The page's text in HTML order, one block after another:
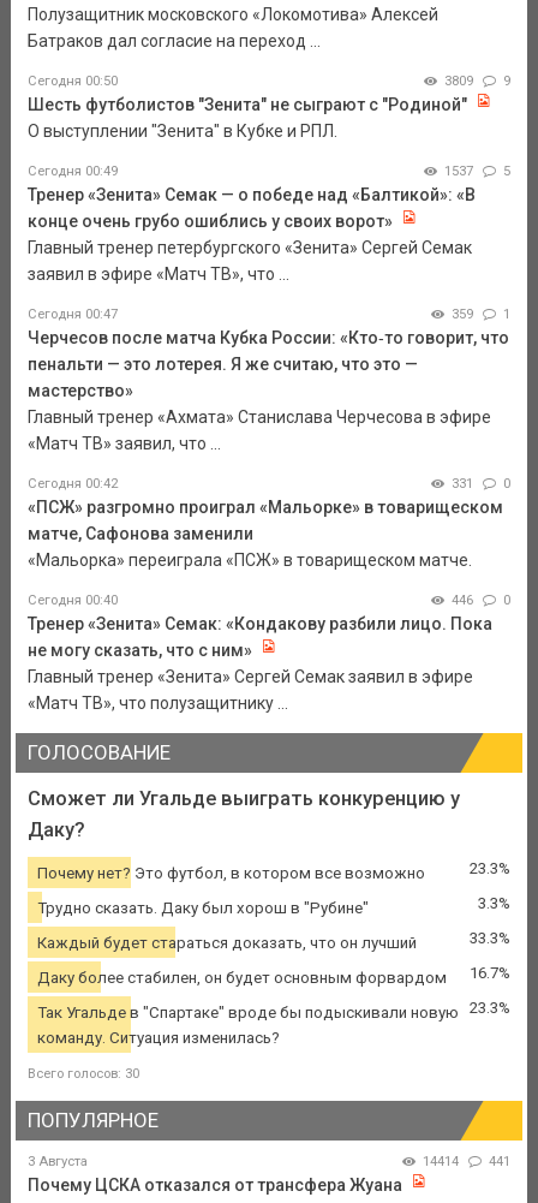
Полузащитник московского «Локомотива» Алексей
Батраков дал согласие на переход ...
Сегодня 00:50 3809 9
Шесть футболистов "Зенита" не сыграют с "Родиной"
О выступлении "Зенита" в Кубке и РПЛ.
Сегодня 00:49 1537 5
Тренер «Зенита» Семак — о победе над «Балтикой»: «В
конце очень грубо ошиблись у своих ворот»
Главный тренер петербургского «Зенита» Сергей Семак
заявил в эфире «Матч ТВ», что ...
Сегодня 00:47 359 1
Черчесов после матча Кубка России: «Кто‑то говорит, что
пенальти — это лотерея. Я же считаю, что это —
мастерство»
Главный тренер «Ахмата» Станислава Черчесова в эфире
«Матч ТВ» заявил, что ...
Сегодня 00:42 331 0
«ПСЖ» разгромно проиграл «Мальорке» в товарищеском
матче, Сафонова заменили
«Мальорка» переиграла «ПСЖ» в товарищеском матче.
Сегодня 00:40 446 0
Тренер «Зенита» Семак: «Кондакову разбили лицо. Пока
не могу сказать, что с ним»
Главный тренер «Зенита» Сергей Семак заявил в эфире
«Матч ТВ», что полузащитнику ...
ГОЛОСОВАНИЕ
Сможет ли Угальде выиграть конкуренцию у
Даку?
Почему нет? Это футбол, в котором все возможно 23.3%
Трудно сказать. Даку был хорош в "Рубине" 3.3%
Каждый будет стараться доказать, что он лучший 33.3%
Даку более стабилен, он будет основным форвардом 16.7%
Так Угальде в "Спартаке" вроде бы подыскивали новую
команду. Ситуация изменилась?
23.3%
Всего голосов: 30
ПОПУЛЯРНОЕ
3 Августа 14414 441
Почему ЦСКА отказался от трансфера Жуана